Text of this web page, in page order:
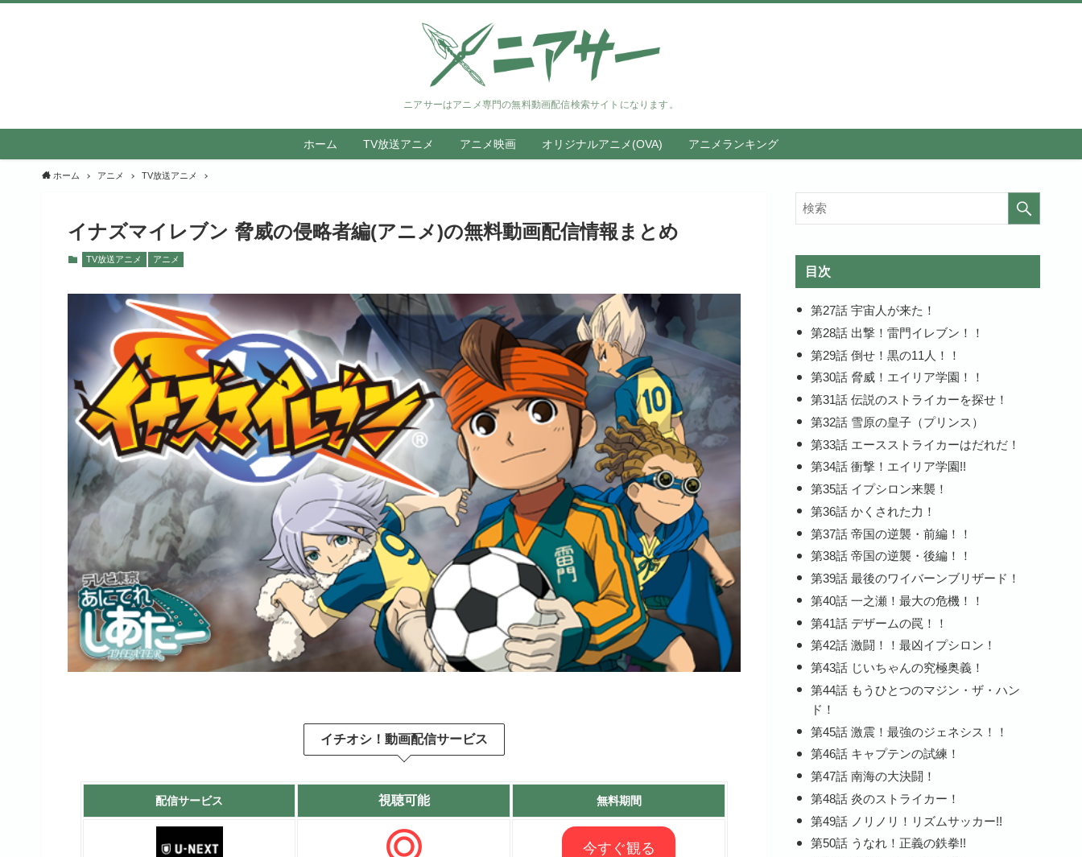
ニアサーはアニメ専門の無料動画配信検索サイトになります。
ホーム TV放送アニメ アニメ映画 オリジナルアニメ(OVA) アニメランキング
ホーム アニメ TV放送アニメ
イナズマイレブン 脅威の侵略者編(アニメ)の無料動画配信情報まとめ
TV放送アニメ アニメ
イチオシ！動画配信サービス
配信サービス 視聴可能 無料期間
今すぐ観る
目次
第27話 宇宙人が来た！
第28話 出撃！雷門イレブン！！
第29話 倒せ！黒の11人！！
第30話 脅威！エイリア学園！！
第31話 伝説のストライカーを探せ！
第32話 雪原の皇子（プリンス）
第33話 エースストライカーはだれだ！
第34話 衝撃！エイリア学園!!
第35話 イプシロン来襲！
第36話 かくされた力！
第37話 帝国の逆襲・前編！！
第38話 帝国の逆襲・後編！！
第39話 最後のワイバーンブリザード！
第40話 一之瀬！最大の危機！！
第41話 デザームの罠！！
第42話 激闘！！最凶イプシロン！
第43話 じいちゃんの究極奥義！
第44話 もうひとつのマジン・ザ・ハン
ド！
第45話 激震！最強のジェネシス！！
第46話 キャプテンの試練！
第47話 南海の大決闘！
第48話 炎のストライカー！
第49話 ノリノリ！リズムサッカー!!
第50話 うなれ！正義の鉄拳!!